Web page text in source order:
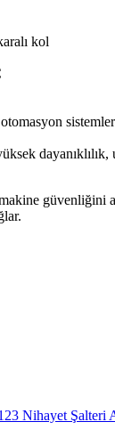
kol
güvenliğini
Nihayet Şalteri